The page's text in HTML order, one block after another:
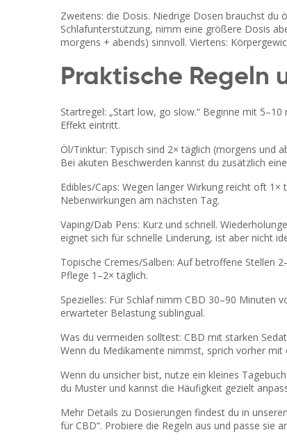
Zweitens: die Dosis. Niedrige Dosen brauchst du
Schlafunterstützung, nimm eine größere Dosis
morgens + abends) sinnvoll. Viertens:
Praktische Regeln
Startregel: „Start low, go slow.“ Beginne mit
Effekt eintritt.
Öl/Tinktur: Typisch sind 2× täglich (morgens und
Bei akuten Beschwerden kannst du zusätzlich
Edibles/Caps: Wegen langer Wirkung reicht oft
Nebenwirkungen am nächsten Tag.
Vaping/Dab Pens: Kurz und schnell.
eignet sich für schnelle Linderung, ist aber nicht
Topische Cremes/Salben: Auf betroffene Stellen
Pflege 1–2× täglich.
Spezielles: Für Schlaf nimm CBD 30–90 Minuten
erwarteter Belastung sublingual.
Was du vermeiden solltest: CBD mit starken
Wenn du Medikamente nimmst, sprich vorher
Wenn du unsicher bist, nutze ein kleines
du Muster und kannst die Häufigkeit gezielt
Mehr Details zu Dosierungen findest du in
für CBD“. Probiere die Regeln aus und passe